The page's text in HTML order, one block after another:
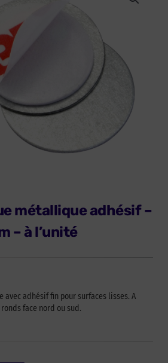
métallique adhésif –
– à l’unité
adhésif fin pour surfaces lisses. A
face nord ou sud.